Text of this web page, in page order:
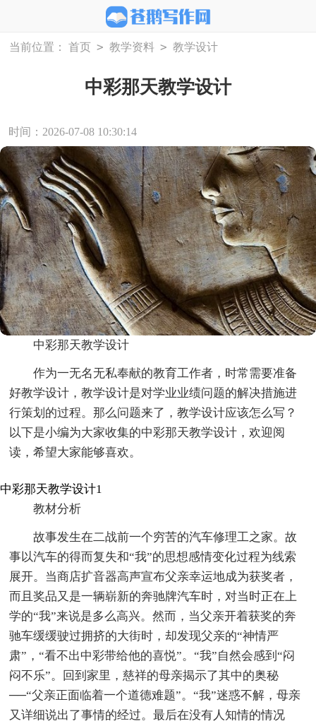
当前位置： 首页 > 教学资料 > 教学设计
中彩那天教学设计
时间：2026-07-08 10:30:14
中彩那天教学设计
作为一无名无私奉献的教育工作者，时常需要准备
好教学设计，教学设计是对学业业绩问题的解决措施进
行策划的过程。那么问题来了，教学设计应该怎么写？
以下是小编为大家收集的中彩那天教学设计，欢迎阅
读，希望大家能够喜欢。
中彩那天教学设计1
教材分析
故事发生在二战前一个穷苦的汽车修理工之家。故
事以汽车的得而复失和“我”的思想感情变化过程为线索
展开。当商店扩音器高声宣布父亲幸运地成为获奖者，
而且奖品又是一辆崭新的奔驰牌汽车时，对当时正在上
学的“我”来说是多么高兴。然而，当父亲开着获奖的奔
驰车缓缓驶过拥挤的大街时，却发现父亲的“神情严
肃”，“看不出中彩带给他的喜悦”。“我”自然会感到“闷
闷不乐”。回到家里，慈祥的母亲揭示了其中的奥秘
──“父亲正面临着一个道德难题”。“我”迷惑不解，母亲
又详细说出了事情的经过。最后在没有人知情的情况